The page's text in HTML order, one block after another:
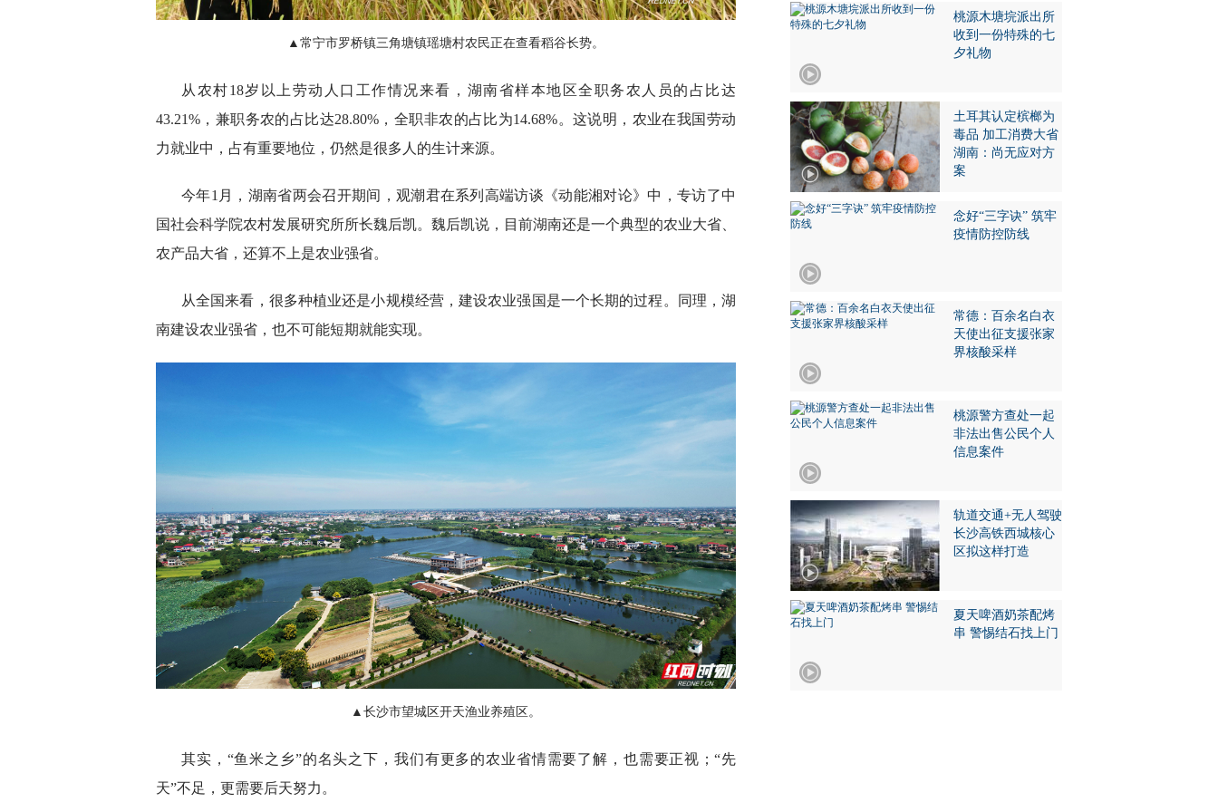
▲常宁市罗桥镇三角塘镇瑶塘村农民正在查看稻谷长势。
从农村18岁以上劳动人口工作情况来看，湖南省样本地区全职务农人员的占比达
43.21%，兼职务农的占比达28.80%，全职非农的占比为14.68%。这说明，农业在我国劳动
力就业中，占有重要地位，仍然是很多人的生计来源。
今年1月，湖南省两会召开期间，观潮君在系列高端访谈《动能湘对论》中，专访了中
国社会科学院农村发展研究所所长魏后凯。魏后凯说，目前湖南还是一个典型的农业大省、
农产品大省，还算不上是农业强省。
从全国来看，很多种植业还是小规模经营，建设农业强国是一个长期的过程。同理，湖
南建设农业强省，也不可能短期就能实现。
▲长沙市望城区开天渔业养殖区。
其实，“鱼米之乡”的名头之下，我们有更多的农业省情需要了解，也需要正视；“先
天”不足，更需要后天努力。
桃源木塘垸派出所
收到一份特殊的七
夕礼物
土耳其认定槟榔为
毒品 加工消费大省
湖南：尚无应对方
案
念好“三字诀” 筑牢
疫情防控防线
常德：百余名白衣
天使出征支援张家
界核酸采样
桃源警方查处一起
非法出售公民个人
信息案件
轨道交通+无人驾驶
长沙高铁西城核心
区拟这样打造
夏天啤酒奶茶配烤
串 警惕结石找上门